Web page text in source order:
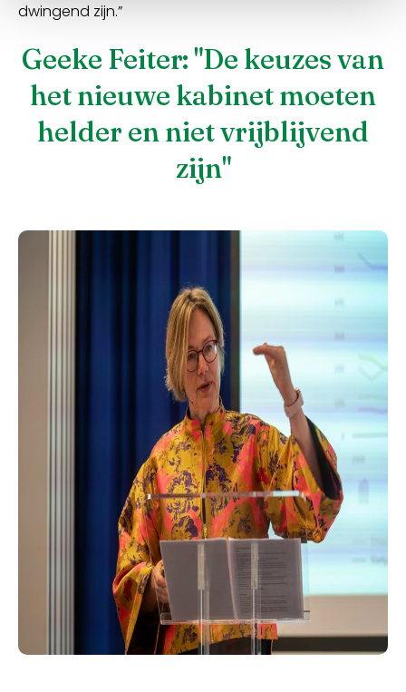
dwingend zijn.”
Geeke Feiter: "De keuzes van
het nieuwe kabinet moeten
helder en niet vrijblijvend
zijn"